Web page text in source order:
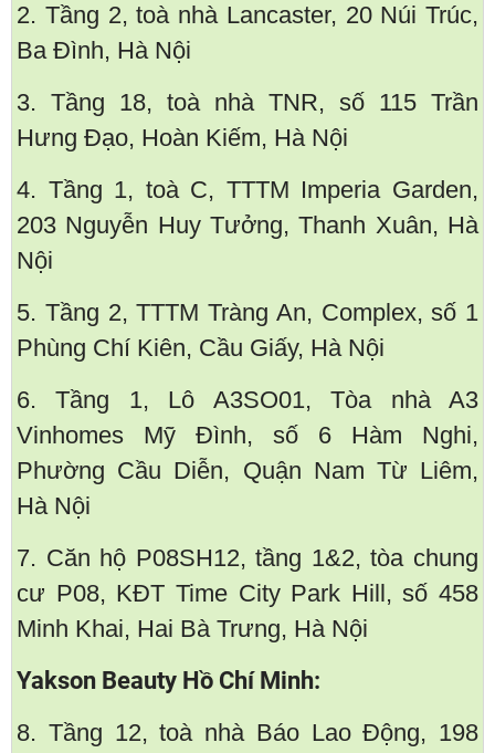
2. Tầng 2, toà nhà Lancaster, 20 Núi Trúc,
Ba Đình, Hà Nội
3. Tầng 18, toà nhà TNR, số 115 Trần
Hưng Đạo, Hoàn Kiếm, Hà Nội
4. Tầng 1, toà C, TTTM Imperia Garden,
203 Nguyễn Huy Tưởng, Thanh Xuân, Hà
Nội
5. Tầng 2, TTTM Tràng An, Complex, số 1
Phùng Chí Kiên, Cầu Giấy, Hà Nội
6. Tầng 1, Lô A3SO01, Tòa nhà A3
Vinhomes Mỹ Đình, số 6 Hàm Nghi,
Phường Cầu Diễn, Quận Nam Từ Liêm,
Hà Nội
7. Căn hộ P08SH12, tầng 1&2, tòa chung
cư P08, KĐT Time City Park Hill, số 458
Minh Khai, Hai Bà Trưng, Hà Nội
Yakson Beauty Hồ Chí Minh:
8. Tầng 12, toà nhà Báo Lao Động, 198